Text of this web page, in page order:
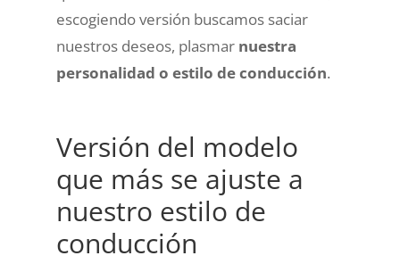
escogiendo versión buscamos saciar
nuestros deseos, plasmar nuestra
personalidad o estilo de conducción.
Versión del modelo
que más se ajuste a
nuestro estilo de
conducción